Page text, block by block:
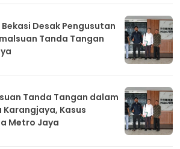
Desak Pengusutan
Tanda Tangan
Tanda Tangan dalam
Karangjaya, Kasus
Metro Jaya